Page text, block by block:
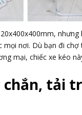
nhưng
nơi. Dù bạn đi
mại, chiếc xe kéo
chắn, tải